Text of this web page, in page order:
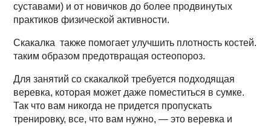
суставами) и от новичков до более продвинутых
практиков физической активности.
Скакалка также помогает улучшить плотность костей.
таким образом предотвращая остеопороз.
Для занятий со скакалкой требуется подходящая
веревка, которая может даже поместиться в сумке.
Так что вам никогда не придется пропускать
тренировку, все, что вам нужно, — это веревка и